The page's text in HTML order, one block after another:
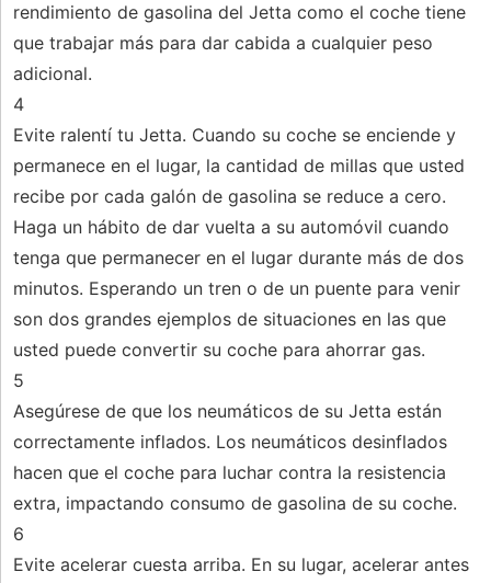
rendimiento de gasolina del Jetta como el coche tiene
que trabajar más para dar cabida a cualquier peso
adicional.
4
Evite ralentí tu Jetta. Cuando su coche se enciende y
permanece en el lugar, la cantidad de millas que usted
recibe por cada galón de gasolina se reduce a cero.
Haga un hábito de dar vuelta a su automóvil cuando
tenga que permanecer en el lugar durante más de dos
minutos. Esperando un tren o de un puente para venir
son dos grandes ejemplos de situaciones en las que
usted puede convertir su coche para ahorrar gas.
5
Asegúrese de que los neumáticos de su Jetta están
correctamente inflados. Los neumáticos desinflados
hacen que el coche para luchar contra la resistencia
extra, impactando consumo de gasolina de su coche.
6
Evite acelerar cuesta arriba. En su lugar, acelerar antes